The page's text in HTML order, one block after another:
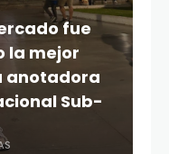
fue
la mejor
anotadora
Sub-